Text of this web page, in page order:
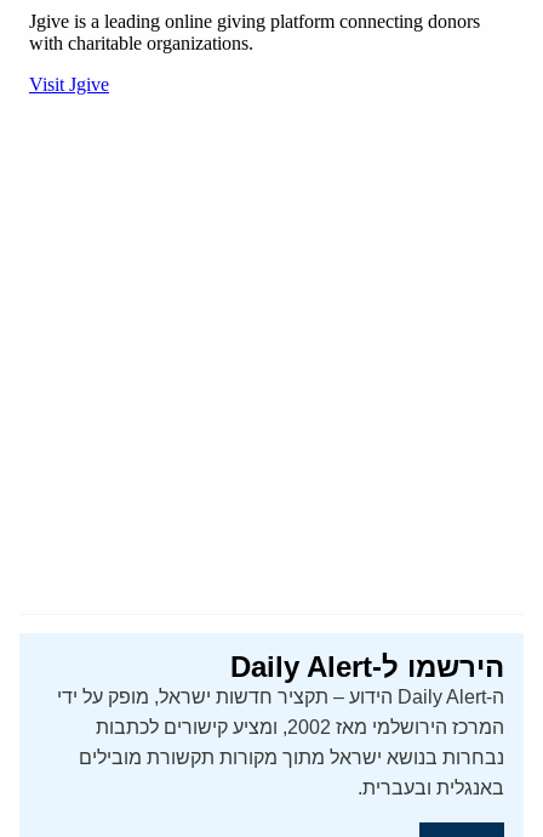
הירשמו ל-Daily Alert
ה-Daily Alert הידוע – תקציר חדשות ישראל, מופק על ידי
המרכז הירושלמי מאז 2002, ומציע קישורים לכתבות
נבחרות בנושא ישראל מתוך מקורות תקשורת מובילים
באנגלית ובעברית.